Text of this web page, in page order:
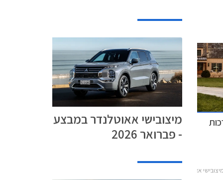
2021-2025
מיצובישי אאוטלנדר במבצע
- פברואר 2026